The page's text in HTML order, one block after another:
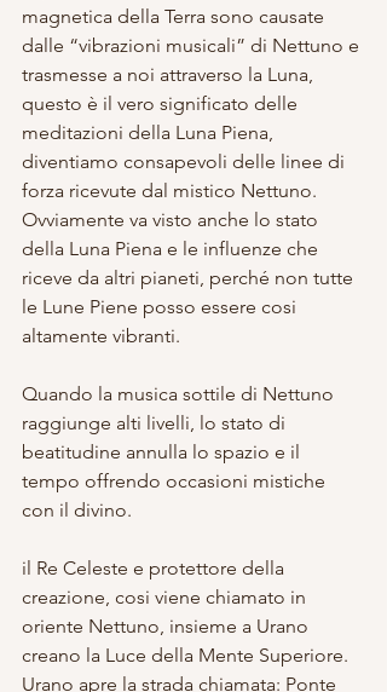
magnetica della Terra sono causate
dalle “vibrazioni musicali” di Nettuno e
trasmesse a noi attraverso la Luna,
questo è il vero significato delle
meditazioni della Luna Piena,
diventiamo consapevoli delle linee di
forza ricevute dal mistico Nettuno.
Ovviamente va visto anche lo stato
della Luna Piena e le influenze che
riceve da altri pianeti, perché non tutte
le Lune Piene posso essere cosi
altamente vibranti.
Quando la musica sottile di Nettuno
raggiunge alti livelli, lo stato di
beatitudine annulla lo spazio e il
tempo offrendo occasioni mistiche
con il divino.
il Re Celeste e protettore della
creazione, cosi viene chiamato in
oriente Nettuno, insieme a Urano
creano la Luce della Mente Superiore.
Urano apre la strada chiamata: Ponte